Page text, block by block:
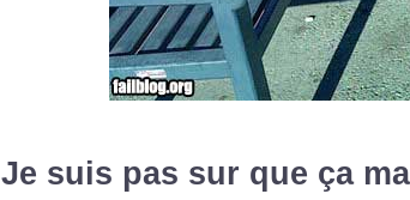
Je suis pas sur que ça